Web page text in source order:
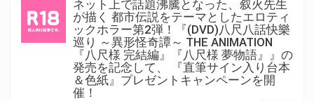
ネット上で話題沸騰となった、叙火先生
が描く 都市伝説をテーマとしたエロティ
ックホラー第2弾！『(DVD)八尺八話快樂
巡り ～異形怪奇譚～ THE ANIMATION
『八尺様 完結編』『八尺様 夢物語』』の
発売を記念して、 『直筆サイン入り台本
＆色紙』プレゼントキャンペーンを開
催！